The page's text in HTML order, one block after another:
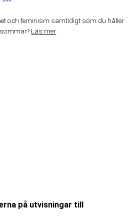
och feminism samtidigt som du håller
Läs mer
på utvisningar till